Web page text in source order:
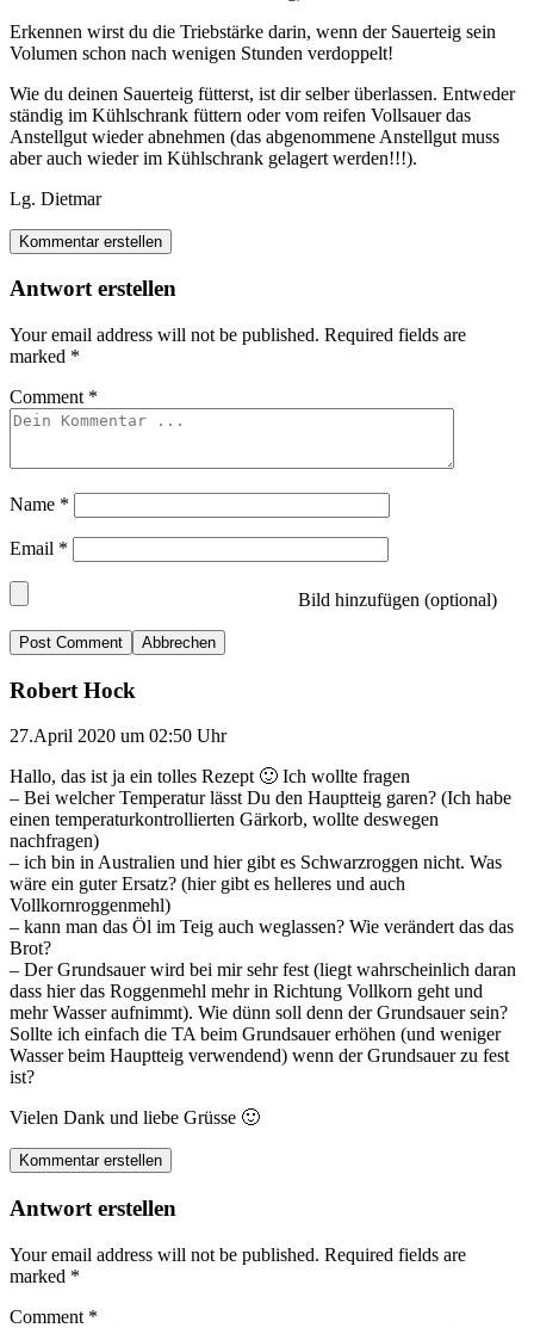
Erkennen wirst du die Triebstärke darin, wenn der Sauerteig sein
Volumen schon nach wenigen Stunden verdoppelt!
Wie du deinen Sauerteig fütterst, ist dir selber überlassen. Entweder
ständig im Kühlschrank füttern oder vom reifen Vollsauer das
Anstellgut wieder abnehmen (das abgenommene Anstellgut muss
aber auch wieder im Kühlschrank gelagert werden!!!).
Lg. Dietmar
Kommentar erstellen
Antwort erstellen
Your email address will not be published. Required fields are
marked *
Comment *
Name *
Email *
Bild hinzufügen (optional)
Abbrechen
Robert Hock
27.April 2020 um 02:50 Uhr
Hallo, das ist ja ein tolles Rezept 🙂 Ich wollte fragen
– Bei welcher Temperatur lässt Du den Hauptteig garen? (Ich habe
einen temperaturkontrollierten Gärkorb, wollte deswegen
nachfragen)
– ich bin in Australien und hier gibt es Schwarzroggen nicht. Was
wäre ein guter Ersatz? (hier gibt es helleres und auch
Vollkornroggenmehl)
– kann man das Öl im Teig auch weglassen? Wie verändert das das
Brot?
– Der Grundsauer wird bei mir sehr fest (liegt wahrscheinlich daran
dass hier das Roggenmehl mehr in Richtung Vollkorn geht und
mehr Wasser aufnimmt). Wie dünn soll denn der Grundsauer sein?
Sollte ich einfach die TA beim Grundsauer erhöhen (und weniger
Wasser beim Hauptteig verwendend) wenn der Grundsauer zu fest
ist?
Vielen Dank und liebe Grüsse 🙂
Kommentar erstellen
Antwort erstellen
Your email address will not be published. Required fields are
marked *
Comment *